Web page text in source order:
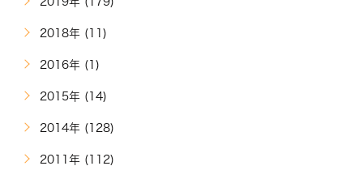
2018年 (11)
2016年 (1)
2015年 (14)
2014年 (128)
2011年 (112)